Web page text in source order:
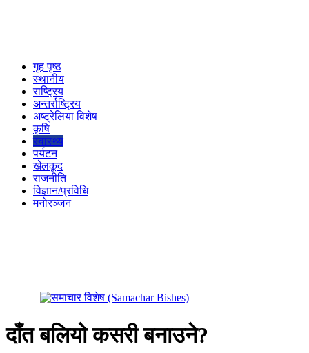
गृह पृष्ठ
स्थानीय
राष्ट्रिय
अन्तर्राष्ट्रिय
अष्ट्रेलिया विशेष
कृषि
स्वास्थ्य
पर्यटन
खेलकूद
राजनीति
विज्ञान/प्रविधि
मनोरञ्जन
दाँत बलियो कसरी बनाउने?